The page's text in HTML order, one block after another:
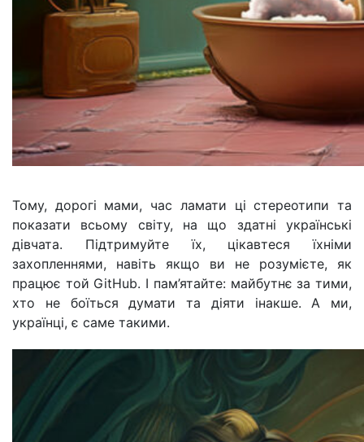
Тому, дорогі мами, час ламати ці стереотипи та
показати всьому світу, на що здатні українські
дівчата. Підтримуйте їх, цікавтеся їхніми
захопленнями, навіть якщо ви не розумієте, як
працює той GitHub. І пам’ятайте: майбутнє за тими,
хто не боїться думати та діяти інакше. А ми,
українці, є саме такими.